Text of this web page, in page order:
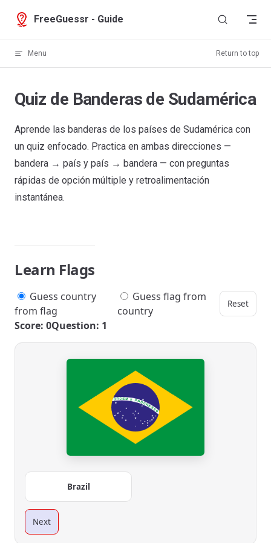
Skip to content
FreeGuessr - Guide
Menu Return to top
Quiz de Banderas de Sudamérica
Aprende las banderas de los países de Sudamérica con
un quiz enfocado. Practica en ambas direcciones —
bandera → país y país → bandera — con preguntas
rápidas de opción múltiple y retroalimentación
instantánea.
Learn Flags
Guess country
from flag
Guess flag from
country
Reset
Score: 0Question: 1
Brazil
Next